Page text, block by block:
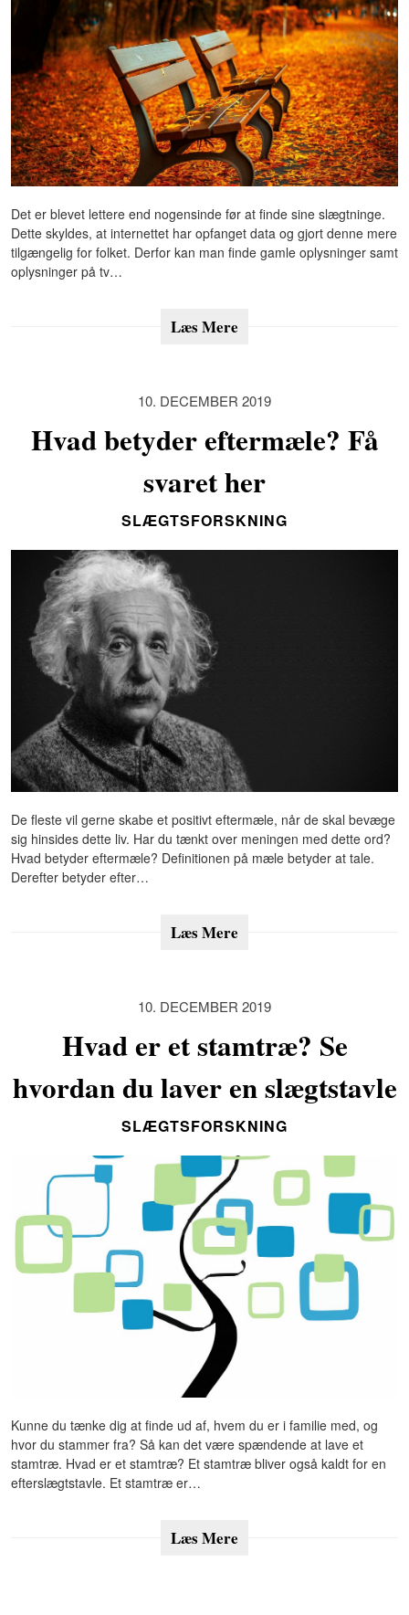
Det er blevet lettere end nogensinde før at finde sine slægtninge.
Dette skyldes, at internettet har opfanget data og gjort denne mere
tilgængelig for folket. Derfor kan man finde gamle oplysninger samt
oplysninger på tv…
Læs Mere
10. DECEMBER 2019
Hvad betyder eftermæle? Få
svaret her
SLÆGTSFORSKNING
De fleste vil gerne skabe et positivt eftermæle, når de skal bevæge
sig hinsides dette liv. Har du tænkt over meningen med dette ord?
Hvad betyder eftermæle? Definitionen på mæle betyder at tale.
Derefter betyder efter…
Læs Mere
10. DECEMBER 2019
Hvad er et stamtræ? Se
hvordan du laver en slægtstavle
SLÆGTSFORSKNING
Kunne du tænke dig at finde ud af, hvem du er i familie med, og
hvor du stammer fra? Så kan det være spændende at lave et
stamtræ. Hvad er et stamtræ? Et stamtræ bliver også kaldt for en
efterslægtstavle. Et stamtræ er…
Læs Mere